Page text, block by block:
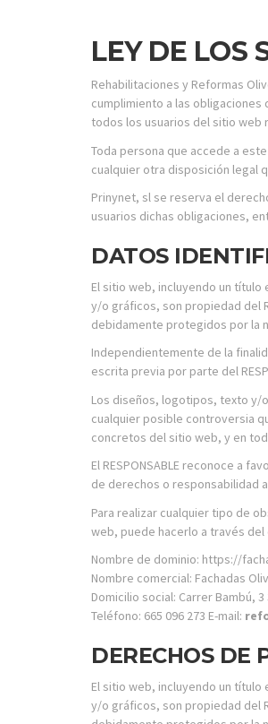
LEY DE LOS
Rehabilitaciones y Reformas
cumplimiento a las obligaciones
todos los usuarios del sitio web
Toda persona que accede a
cualquier otra disposición legal
Prinynet, sl se reserva el
usuarios dichas obligaciones,
DATOS
El sitio web, incluyendo un
y/o gráficos, son propiedad del
debidamente protegidos por la
Independientemente de la
escrita previa por parte del
Los diseños, logotipos, texto y/
cualquier posible controversia
concretos del sitio web, y en
El RESPONSABLE reconoce a
de derechos o responsabilidad
Para realizar cualquier tipo de
web, puede hacerlo a través
Nombre de dominio: https://
Nombre comercial: Fachadas
Domicilio social: Carrer Bambú, 3
Teléfono: 665 096 273 E-mail:
DERECHOS DE
El sitio web, incluyendo un
y/o gráficos, son propiedad del